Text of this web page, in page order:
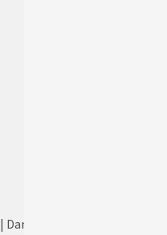
| Dania Regalado,